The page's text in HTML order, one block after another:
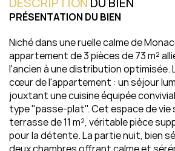
PRÉSENTATION DU BIEN
Niché dans une ruelle calme de
appartement de 3 pièces de 73 m²
l'ancien à une distribution optimisée.
cœur de l'appartement : un séjour
jouxtant une cuisine équipée
type "passe-plat". Cet espace de vie
terrasse de 11 m², véritable pièce
pour la détente. La partie nuit, bien